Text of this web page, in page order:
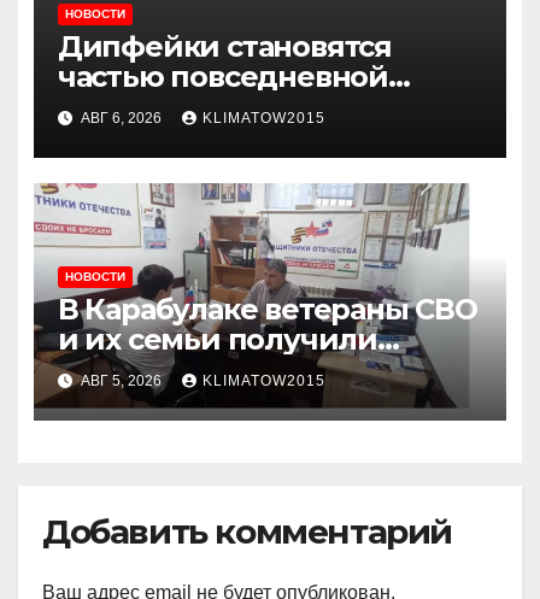
НОВОСТИ
Дипфейки становятся
частью повседневной
жизни: почему жителям
Ингушетии важно быть
внимательнее
АВГ 6, 2026 KLIMATOW2015
НОВОСТИ
В Карабулаке ветераны СВО
и их семьи получили
консультации в ходе
приема граждан
АВГ 5, 2026 KLIMATOW2015
Добавить комментарий
Ваш адрес email не будет опубликован.